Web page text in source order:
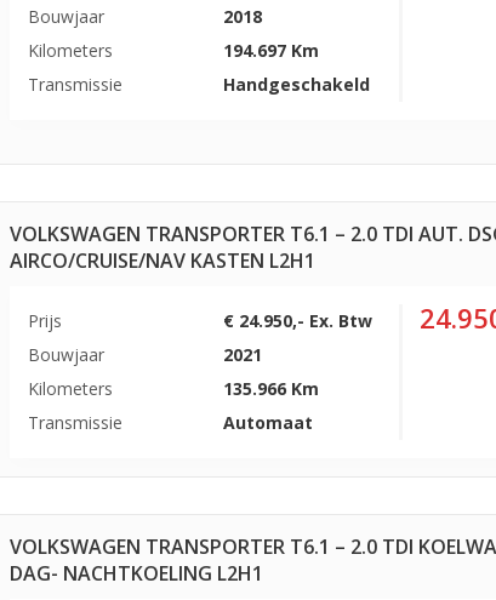
Bouwjaar
2018
Kilometers
194.697 Km
Transmissie
Handgeschakeld
VOLKSWAGEN TRANSPORTER T6.1 – 2.0 TDI AUT.
AIRCO/CRUISE/NAV KASTEN L2H1
Prijs
€ 24.950,- Ex. Btw
Bouwjaar
2021
Kilometers
135.966 Km
Transmissie
Automaat
VOLKSWAGEN TRANSPORTER T6.1 – 2.0 TDI
DAG- NACHTKOELING L2H1